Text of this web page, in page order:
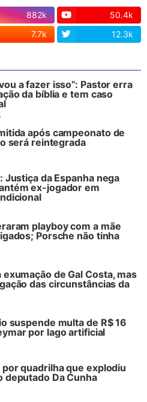
882k
50.4k
7.7k 12.3k
a fazer isso”: Pastor erra
da bíblia e tem caso
após campeonato de
será reintegrada
Justiça da Espanha nega
ex-jogador em
playboy com a mãe
Porsche não tinha
de Gal Costa, mas
das circunstâncias da
suspende multa de R$ 16
por lago artificial
quadrilha que explodiu
deputado Da Cunha